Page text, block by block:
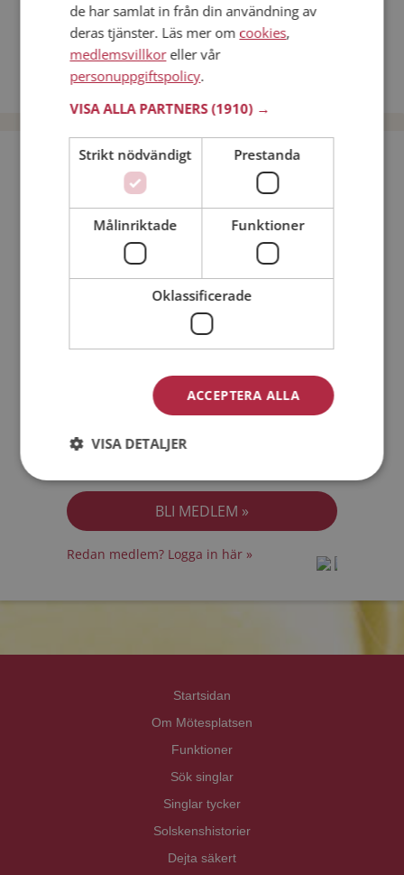
Fler singelmän från Hässleholm:Dimitri,Alf,Gerald
Kvinnor från Hässleholm
Dejta kvinnor i Sverige
Dejta män i Sverige
Bli medlem utan kostnad!
Jag är en: Man Kvinna
Min ålder:
Jag accepterarMedlemsvillkoren
Redan medlem? Logga in här »
Startsidan
Om Mötesplatsen
Funktioner
Sök singlar
Singlar tycker
Solskenshistorier
Dejta säkert
de har samlat in från din användning av
deras tjänster. Läs mer om cookies,
medlemsvillkoreller vår
personuppgiftspolicy.
VISA ALLA PARTNERS(1910) →
Strikt nödvändigt Prestanda
Målinriktade Funktioner
Oklassificerade
ACCEPTERA ALLA
VISA DETALJER